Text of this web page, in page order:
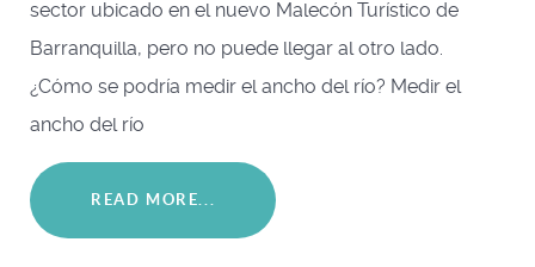
sector ubicado en el nuevo Malecón Turístico de
Barranquilla, pero no puede llegar al otro lado.
¿Cómo se podría medir el ancho del río? Medir el
ancho del río
READ MORE...